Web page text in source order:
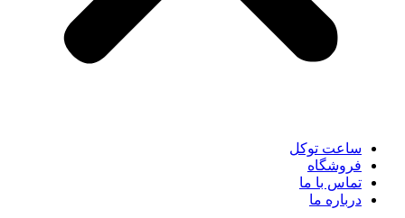
ساعت توکل
فروشگاه
تماس با ما
درباره ما